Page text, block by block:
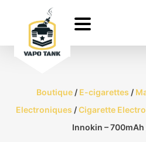
Boutique/ E-cigarettes /
Electroniques /Cigarette
Innokin – 700mAh